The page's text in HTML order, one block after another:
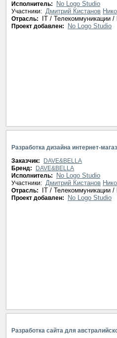
Исполнитель:
No Logo Studio
Участники: Дмитрий Кистанов
Отрасль: IT / Телекоммуникации
Проект добавлен: No Logo Studio
Разработка дизайна интернет-
Заказчик:
DAVE&BELLA
Бренд:
DAVE&BELLA
Исполнитель:
No Logo Studio
Участники: Дмитрий Кистанов
Отрасль: IT / Телекоммуникации
Проект добавлен: No Logo Studio
Разработка сайта для